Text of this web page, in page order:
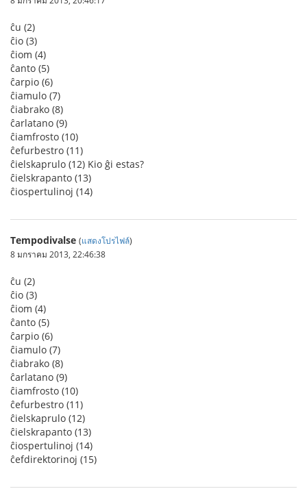
ĉu (2)
ĉio (3)
ĉiom (4)
ĉanto (5)
ĉarpio (6)
ĉiamulo (7)
ĉiabrako (8)
ĉarlatano (9)
ĉiamfrosto (10)
ĉefurbestro (11)
ĉielskaprulo (12) Kio ĝi estas?
ĉielskrapanto (13)
ĉiospertulinoj (14)
Tempodivalse (แสดงโปรไฟล์)
8 มกราคม 2013, 22:46:38
ĉu (2)
ĉio (3)
ĉiom (4)
ĉanto (5)
ĉarpio (6)
ĉiamulo (7)
ĉiabrako (8)
ĉarlatano (9)
ĉiamfrosto (10)
ĉefurbestro (11)
ĉielskaprulo (12)
ĉielskrapanto (13)
ĉiospertulinoj (14)
ĉefdirektorinoj (15)